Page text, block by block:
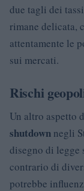
due tagli dei
rimane delicata,
attentamente le
sui mercati.
Rischi
Un altro aspetto
shutdown negli
disegno di legge
contrario di
potrebbe